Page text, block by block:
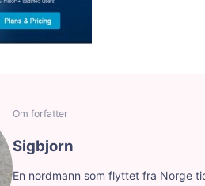
Om forfatter
Sigbjorn
En nordmann som flyttet fra Norge